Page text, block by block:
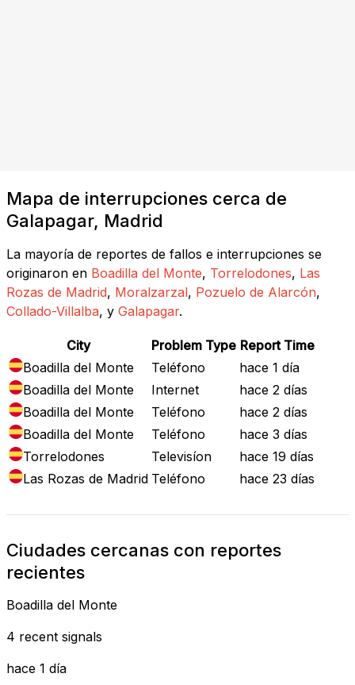
Mapa de interrupciones cerca de
Galapagar, Madrid
La mayoría de reportes de fallos e interrupciones se
originaron en Boadilla del Monte, Torrelodones, Las
Rozas de Madrid, Moralzarzal, Pozuelo de Alarcón,
Collado-Villalba, y Galapagar.
City Problem Type Report Time
Boadilla del Monte
Teléfono
hace 1 día
Boadilla del Monte
Internet
hace 2 días
Boadilla del Monte
Teléfono
hace 2 días
Boadilla del Monte
Teléfono
hace 3 días
Torrelodones
Televisíon
hace 19 días
Las Rozas de Madrid Teléfono hace 23 días
Ciudades cercanas con reportes
recientes
Boadilla del Monte
4 recent signals
hace 1 día